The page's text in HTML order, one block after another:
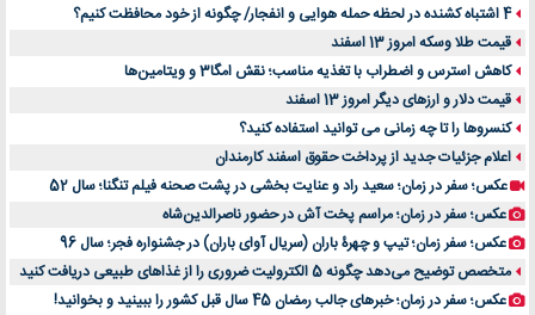
4 اشتباه کشنده در لحظه حمله هوایی و انفجار/ چگونه از خود محافظت کنیم؟
قیمت طلا وسکه امروز 13 اسفند
کاهش استرس و اضطراب با تغذیه مناسب؛ نقش امگا3 و ویتامین‌ها
قیمت دلار و ارزهای دیگر امروز 13 اسفند
کنسروها را تا چه زمانی می توانید استفاده کنید؟
اعلام جزئیات جدید از پرداخت حقوق اسفند کارمندان
عکس؛ سفر در زمان؛ سعید راد و عنایت بخشی در پشت صحنه فیلم تنگنا؛ سال 52
عکس؛ سفر در زمان؛ مراسم پخت آش در حضور ناصرالدین‌شاه
عکس؛ سفر زمان؛ تیپ و چهرۀ باران (سریال آوای باران) در جشنواره فجر؛ سال 96
متخصص توضیح می‌دهد چگونه 5 الکترولیت ضروری را از غذاهای طبیعی دریافت کنید
عکس؛ سفر در زمان؛ خبرهای جالب رمضان 45 سال قبل کشور را ببینید و بخوانید!